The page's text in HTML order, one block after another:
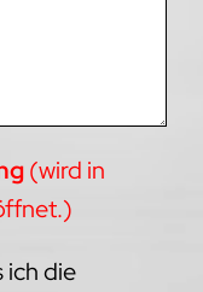
(wird in
ich die